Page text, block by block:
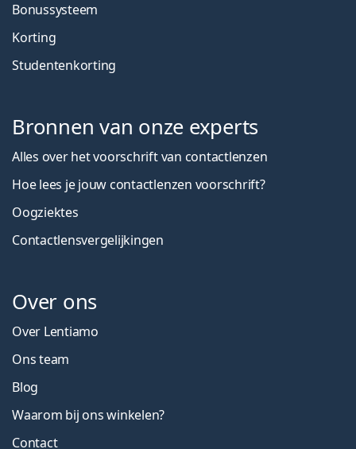
Bonussysteem
Korting
Studentenkorting
Bronnen van onze experts
Alles over het voorschrift van contactlenzen
Hoe lees je jouw contactlenzen voorschrift?
Oogziektes
Contactlensvergelijkingen
Over ons
Over Lentiamo
Ons team
Blog
Waarom bij ons winkelen?
Contact